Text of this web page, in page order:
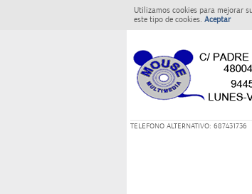
Utilizamos cookies para mejorar
este tipo de cookies. Aceptar
TELEFONO ALTERNATIVO: 687431736